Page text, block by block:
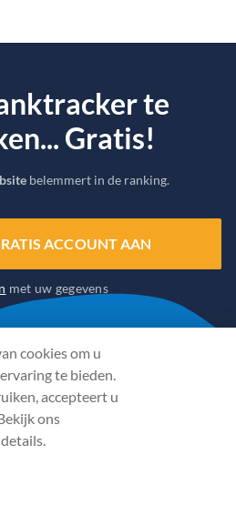
te
Gratis!
belemmert in de ranking.
ACCOUNT AAN
met uw gegevens
cookies om u
te bieden.
accepteert u
ons